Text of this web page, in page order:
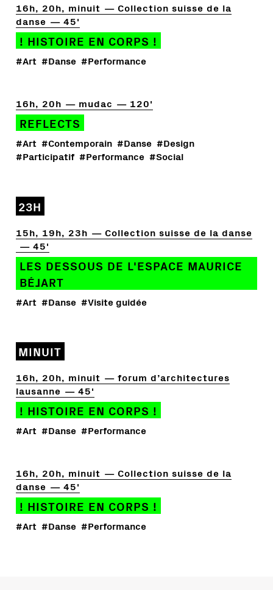
16h, 20h, minuit
Collection suisse de la
danse
45'
! HISTOIRE EN CORPS !
#Art #Danse #Performance
16h, 20h mudac 120'
REFLECTS
#Art #Contemporain #Danse #Design
#Participatif #Performance #Social
23H
15h, 19h, 23h
Collection suisse de la danse
45'
LES DESSOUS DE L'ESPACE MAURICE
BÉJART
#Art #Danse #Visite guidée
MINUIT
16h, 20h, minuit
forum d’architectures
lausanne
45'
! HISTOIRE EN CORPS !
#Art #Danse #Performance
16h, 20h, minuit
Collection suisse de la
danse
45'
! HISTOIRE EN CORPS !
#Art #Danse #Performance